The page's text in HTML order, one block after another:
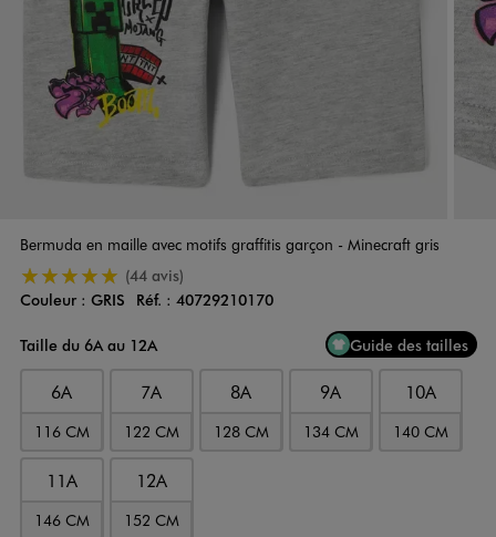
Bermuda en maille avec motifs graffitis garçon - Minecraft gris
5/5 de moyenne(44 avis)
Couleur
Couleur : GRIS Réf. : 40729210170
Taille du 6A au 12A
Guide des tailles
6A
116 CM
7A
122 CM
8A
128 CM
9A
134 CM
10A
140 CM
11A
146 CM
12A
152 CM